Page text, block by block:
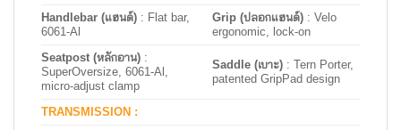
Handlebar (แฮนด์) : Flat bar,
6061-Al
Grip (ปลอกแฮนด์) : Velo
ergonomic, lock-on
Seatpost (หลักอาน) :
SuperOversize, 6061-Al,
micro-adjust clamp
Saddle (เบาะ) : Tern Porter,
patented GripPad design
TRANSMISSION :